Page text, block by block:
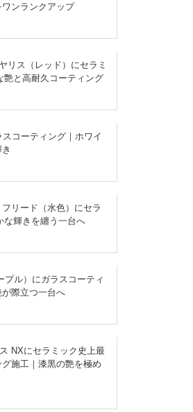
ワンランクアップ
リス（レッド）にセラミ
艶と高耐久コーティング
スコーティング｜ホワイ
リード（水色）にセラ
な輝きを纏う一台へ
プル）にガラスコーティ
際立つ一台へ
NXにセラミック史上最
施工｜漆黒の艶を極め